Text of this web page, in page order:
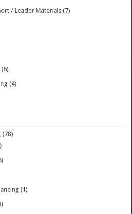
/ Leader Materials(7)
(6)
(4)
(78)
(1)